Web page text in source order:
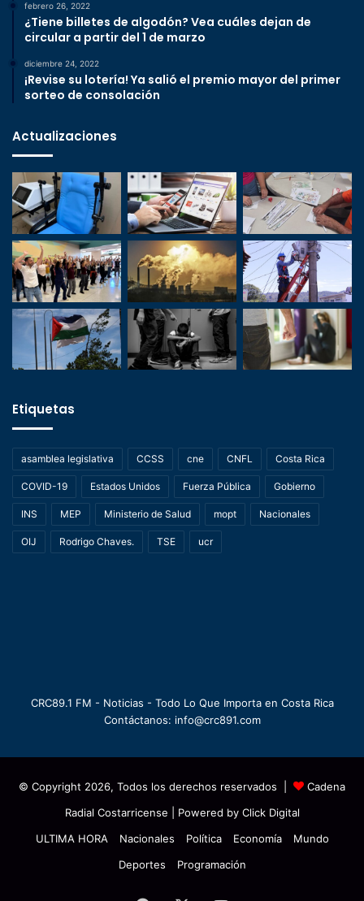
febrero 26, 2022
¿Tiene billetes de algodón? Vea cuáles dejan de
circular a partir del 1 de marzo
diciembre 24, 2022
¡Revise su lotería! Ya salió el premio mayor del primer
sorteo de consolación
Actualizaciones
Etiquetas
asamblea legislativa CCSS cne CNFL Costa Rica
COVID-19 Estados Unidos Fuerza Pública Gobierno
INS MEP Ministerio de Salud mopt Nacionales
OIJ Rodrigo Chaves. TSE ucr
CRC89.1 FM - Noticias - Todo Lo Que Importa en Costa Rica
Contáctanos: info@crc891.com
© Copyright 2026, Todos los derechos reservados |
Cadena
Radial Costarricense | Powered by Click Digital
ULTIMA HORA
Nacionales Política Economía
Mundo
Deportes
Programación